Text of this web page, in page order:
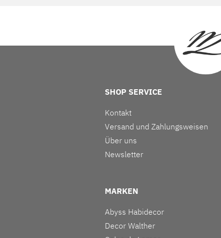
SHOP SERVICE
Kontakt
Versand und Zahlungsweisen
Über uns
Newsletter
MARKEN
Abyss Habidecor
Decor Walther